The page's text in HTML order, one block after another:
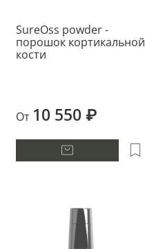
SureOss powder -
порошок кортикальной
кости
От 10 550 ₽